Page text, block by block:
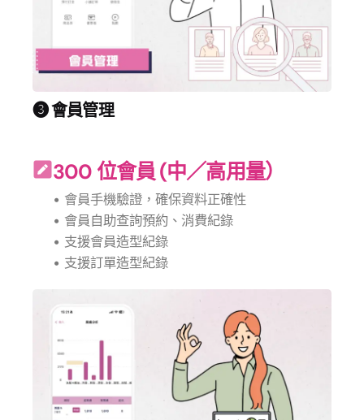
❸ 會員管理
300 位會員 (中／高用量）
• 會員手機驗證，確保資料正確性
• 會員自助查詢預約、消費紀錄
• 支援會員造型紀錄
• 支援訂單造型紀錄